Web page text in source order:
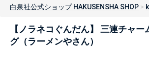
白泉社公式ショップ HAKUSENSHA SHOP
【ノラネコぐんだん】 三連チャ
グ（ラーメンやさん）